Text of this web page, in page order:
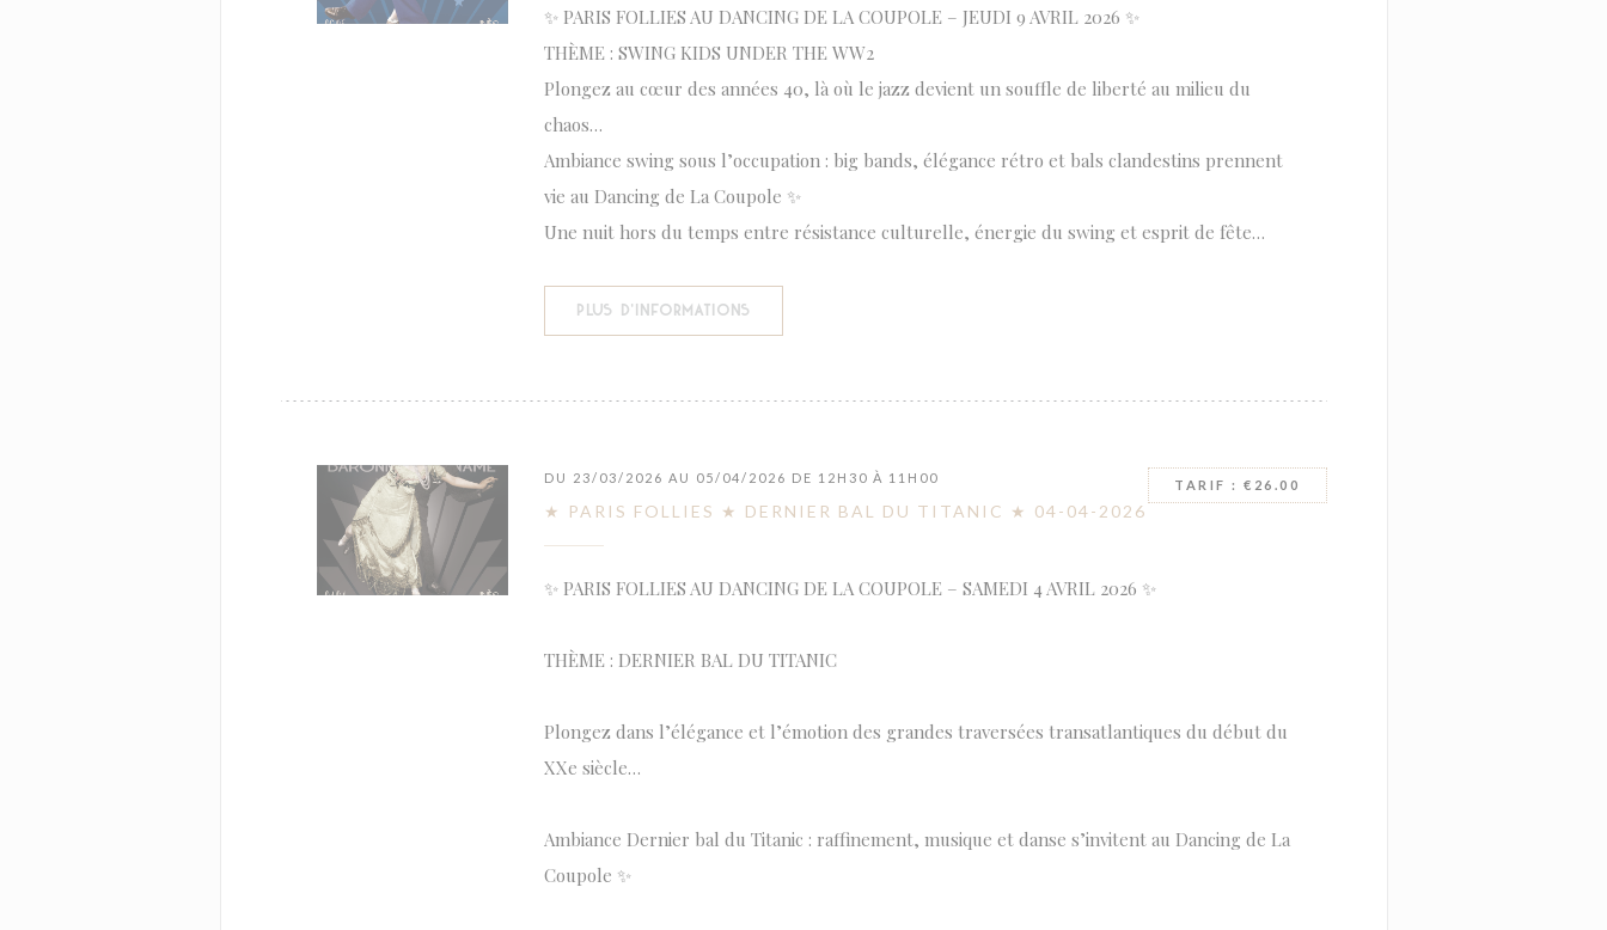
✨ PARIS FOLLIES AU DANCING DE LA COUPOLE – JEUDI 9 AVRIL 2026 ✨
THÈME : SWING KIDS UNDER THE WW2
Plongez au cœur des années 40, là où le jazz devient un souffle de liberté au milieu du
chaos…
Ambiance swing sous l’occupation : big bands, élégance rétro et bals clandestins prennent
vie au Dancing de La Coupole ✨
Une nuit hors du temps entre résistance culturelle, énergie du swing et esprit de fête…
PLUS D'INFORMATIONS
DU 23/03/2026 AU 05/04/2026 DE 12H30 À 11H00
★ PARIS FOLLIES ★ DERNIER BAL DU TITANIC ★ 04-04-2026
TARIF : €26.00
✨ PARIS FOLLIES AU DANCING DE LA COUPOLE – SAMEDI 4 AVRIL 2026 ✨
THÈME : DERNIER BAL DU TITANIC
Plongez dans l’élégance et l’émotion des grandes traversées transatlantiques du début du
XXe siècle…
Ambiance Dernier bal du Titanic : raffinement, musique et danse s’invitent au Dancing de La
Coupole ✨